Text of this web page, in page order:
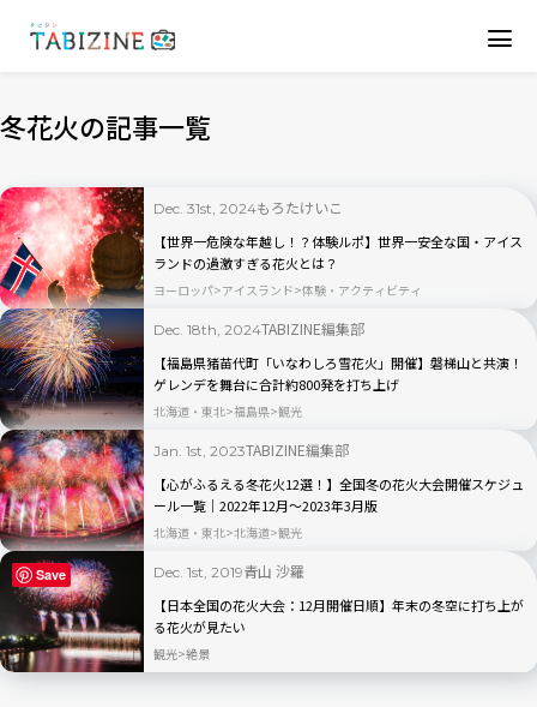
冬花火の記事一覧
Dec. 31st, 2024もろたけいこ
【世界一危険な年越し！？体験ルポ】世界一安全な国・アイス
ランドの過激すぎる花火とは？
ヨーロッパ アイスランド 体験・アクティビティ
Dec. 18th, 2024TABIZINE編集部
【福島県猪苗代町「いなわしろ雪花火」開催】磐梯山と共演！
ゲレンデを舞台に合計約800発を打ち上げ
北海道・東北 福島県 観光
Jan. 1st, 2023TABIZINE編集部
【心がふるえる冬花火12選！】全国冬の花火大会開催スケジュ
ール一覧｜2022年12月～2023年3月版
北海道・東北 北海道 観光
Dec. 1st, 2019青山 沙羅
【日本全国の花火大会：12月開催日順】年末の冬空に打ち上が
る花火が見たい
観光 絶景
Save